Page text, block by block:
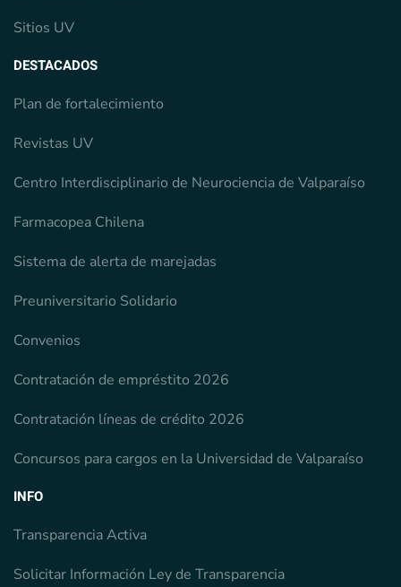
Sitios UV
DESTACADOS
Plan de fortalecimiento
Revistas UV
Centro Interdisciplinario de Neurociencia de Valparaíso
Farmacopea Chilena
Sistema de alerta de marejadas
Preuniversitario Solidario
Convenios
Contratación de empréstito 2026
Contratación líneas de crédito 2026
Concursos para cargos en la Universidad de Valparaíso
INFO
Transparencia Activa
Solicitar Información Ley de Transparencia